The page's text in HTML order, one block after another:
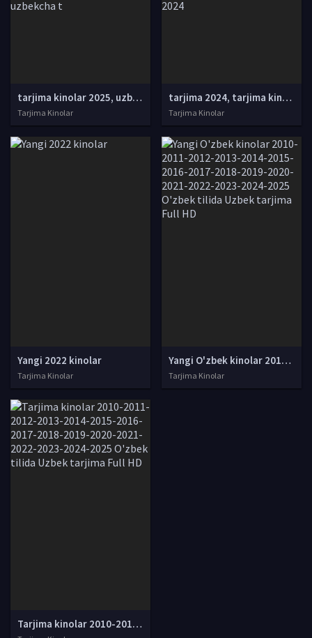
tarjima kinolar 2025, uzbek tarjima kinolar 2025, tarjima kinolar uzbek tilida 2025, tarjima kinolar o zbek 2025, tarjima kinolar o zbek tilida 2025, yangi tarjima kinolar 2025, uzmovi tarjima kinolar 2025, uzmovi com tarjima kinolar 2025, uzbekcha t
Tarjima Kinolar
tarjima 2024, tarjima kinolar 2024, uzbek tarjima 2024, tarjima kinolar tilida tilida 2024, uzbek tilida tarjima 2024, kino tarjima 2024, uzbek tarjima kinolar 2024, tarjima kinolar 2024 uzbek tilida, tarjima kinolar 2024 o zbek, tarjima kinolar 2024
Tarjima Kinolar
Yangi 2022 kinolar
Tarjima Kinolar
Yangi O'zbek kinolar 2010-2011-2012-2013-2014-2015-2016-2017-2018-2019-2020-2021-2022-2023-2024-2025 O'zbek tilida Uzbek tarjima Full HD
Tarjima Kinolar
Tarjima kinolar 2010-2011-2012-2013-2014-2015-2016-2017-2018-2019-2020-2021-2022-2023-2024-2025 O'zbek tilida Uzbek tarjima Full HD